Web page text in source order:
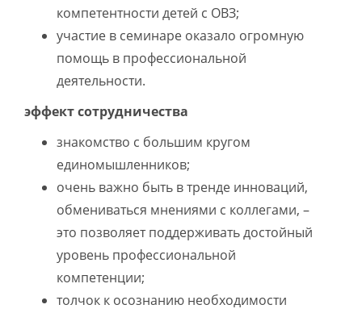
компетентности детей с ОВЗ;
участие в семинаре оказало огромную
помощь в профессиональной
деятельности.
эффект сотрудничества
знакомство с большим кругом
единомышленников;
очень важно быть в тренде инноваций,
обмениваться мнениями с коллегами, –
это позволяет поддерживать достойный
уровень профессиональной
компетенции;
толчок к осознанию необходимости